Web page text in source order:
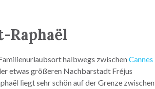
Raphaël
halbwegs zwischenCannes
etwas größeren Nachbarstadt Fréjus
liegt sehr schön auf der Grenze zwischen